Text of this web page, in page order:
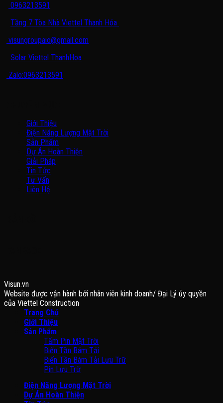
0963213591
Tầng 7 Tòa Nhà Viettel Thanh Hóa
visungroupaio@gmail.com
Solar Viettel ThanhHoa
Zalo:0963213591
Giới Thiệu
Điện Năng Lượng Mặt Trời
Sản Phẩm
Dự Án Hoàn Thiện
Giải Pháp
Tin Tức
Tư Vấn
Liên Hệ
Visun.vn
Website được vận hành bởi nhân viên kinh doanh/ Đại Lý ủy quyền
của Viettel Construction
Trang Chủ
Giới Thiệu
Sản Phẩm
Tấm Pin Mặt Trời
Biến Tần Bám Tải
Biến Tần Bám Tải Lưu Trữ
Pin Lưu Trữ
Điện Năng Lượng Mặt Trời
Dự Án Hoàn Thiện